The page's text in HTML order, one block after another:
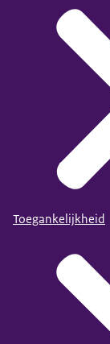
Toegankelijkheid